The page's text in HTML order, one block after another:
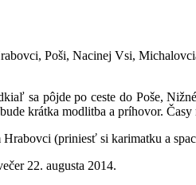
Poši, Nacinej Vsi,
sa pôjde po ceste do Poše,
krátka modlitba a príhovor. Časy
(priniesť si karimatku a
22. augusta 2014.